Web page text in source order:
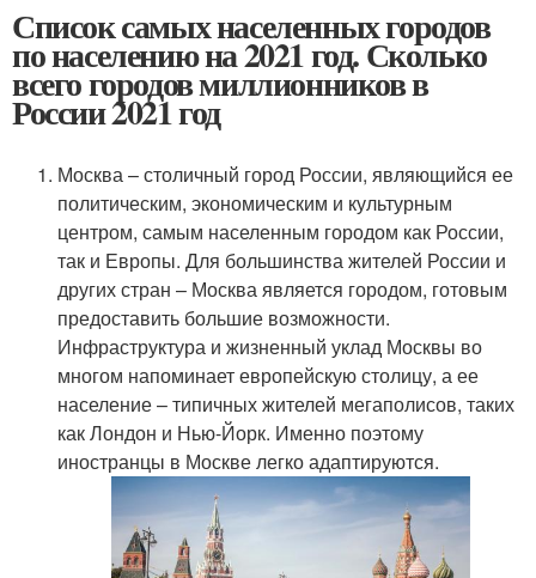
Список самых населенных городов
по населению на 2021 год. Сколько
всего городов миллионников в
России 2021 год
Москва – столичный город России, являющийся ее
политическим, экономическим и культурным
центром, самым населенным городом как России,
так и Европы. Для большинства жителей России и
других стран – Москва является городом, готовым
предоставить большие возможности.
Инфраструктура и жизненный уклад Москвы во
многом напоминает европейскую столицу, а ее
население – типичных жителей мегаполисов, таких
как Лондон и Нью-Йорк. Именно поэтому
иностранцы в Москве легко адаптируются.